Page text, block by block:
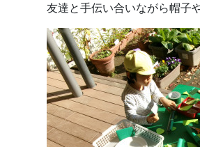
友達と手伝い合いながら帽子